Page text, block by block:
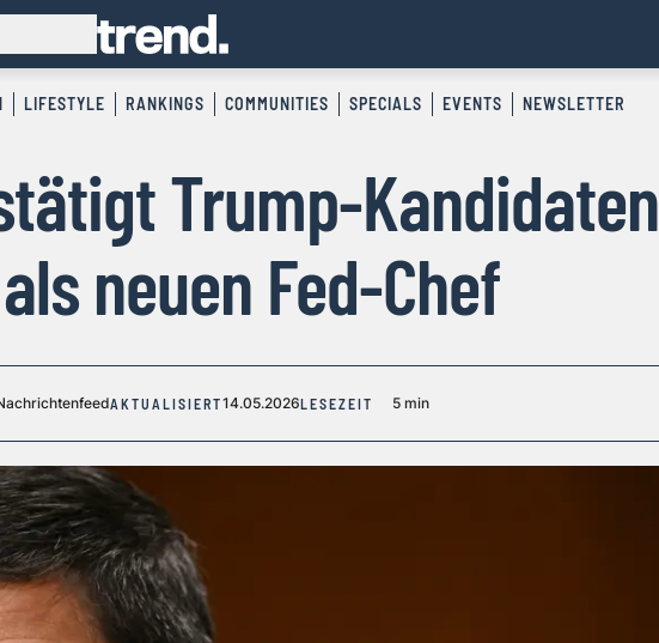
LIFESTYLE RANKINGS COMMUNITIES SPECIALS EVENTS NEWSLETTER
Trump-Kandidaten
neuen Fed-Chef
AKTUALISIERT14.05.2026LESEZEIT 5 min